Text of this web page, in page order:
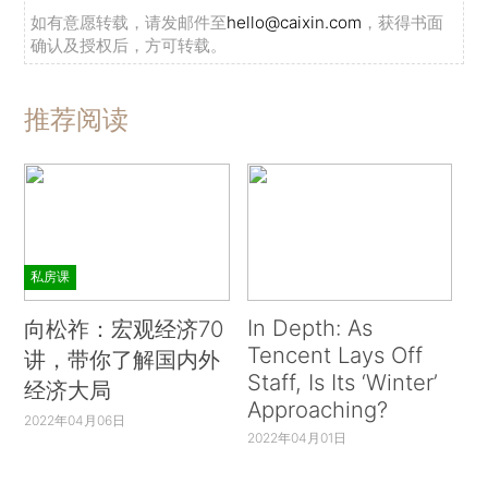
如有意愿转载，请发邮件至hello@caixin.com ，获得书面
确认及授权后，方可转载。
推荐阅读
私房课
向松祚：宏观经济70
讲，带你了解国内外
经济大局
2022年04月06日
In Depth: As
Tencent Lays Off
Staff, Is Its ‘Winter’
Approaching?
2022年04月01日